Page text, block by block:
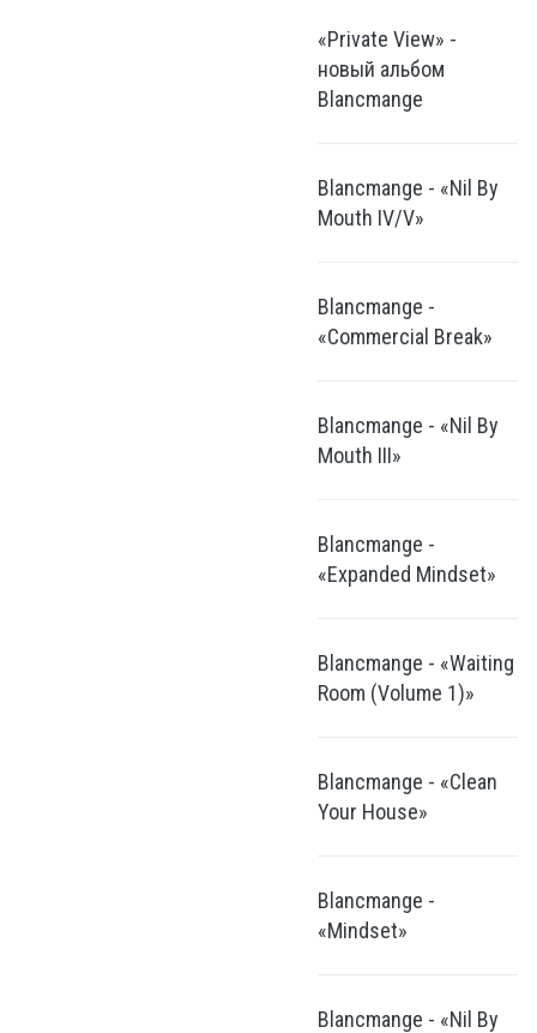
«Private View» -
новый альбом
Blancmange
Blancmange - «Nil By
Mouth IV/V»
Blancmange -
«Commercial Break»
Blancmange - «Nil By
Mouth III»
Blancmange -
«Expanded Mindset»
Blancmange - «Waiting
Room (Volume 1)»
Blancmange - «Clean
Your House»
Blancmange -
«Mindset»
Blancmange - «Nil By